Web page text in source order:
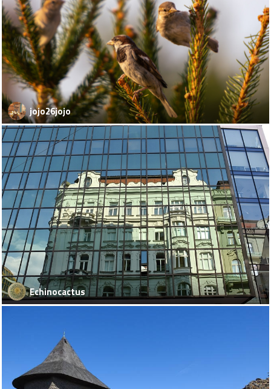
jojo26jojo
Echinocactus